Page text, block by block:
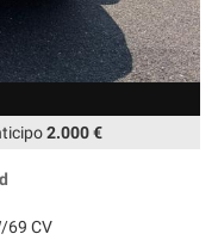
2.000 €
69 CV